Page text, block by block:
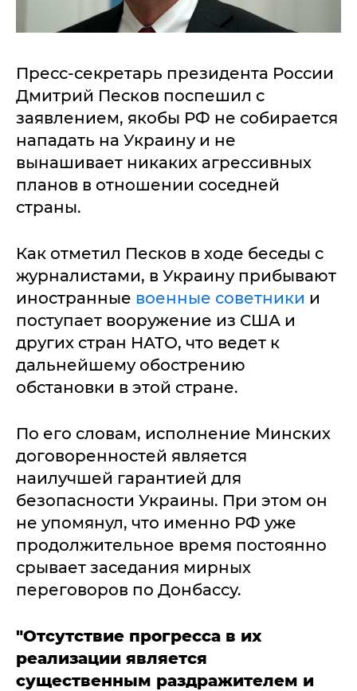
Пресс-секретарь президента России
Дмитрий Песков поспешил с
заявлением, якобы РФ не собирается
нападать на Украину и не
вынашивает никаких агрессивных
планов в отношении соседней
страны.
Как отметил Песков в ходе беседы с
журналистами, в Украину прибывают
иностранные военные советники и
поступает вооружение из США и
других стран НАТО, что ведет к
дальнейшему обострению
обстановки в этой стране.
По его словам, исполнение Минских
договоренностей является
наилучшей гарантией для
безопасности Украины. При этом он
не упомянул, что именно РФ уже
продолжительное время постоянно
срывает заседания мирных
переговоров по Донбассу.
"Отсутствие прогресса в их
реализации является
существенным раздражителем и